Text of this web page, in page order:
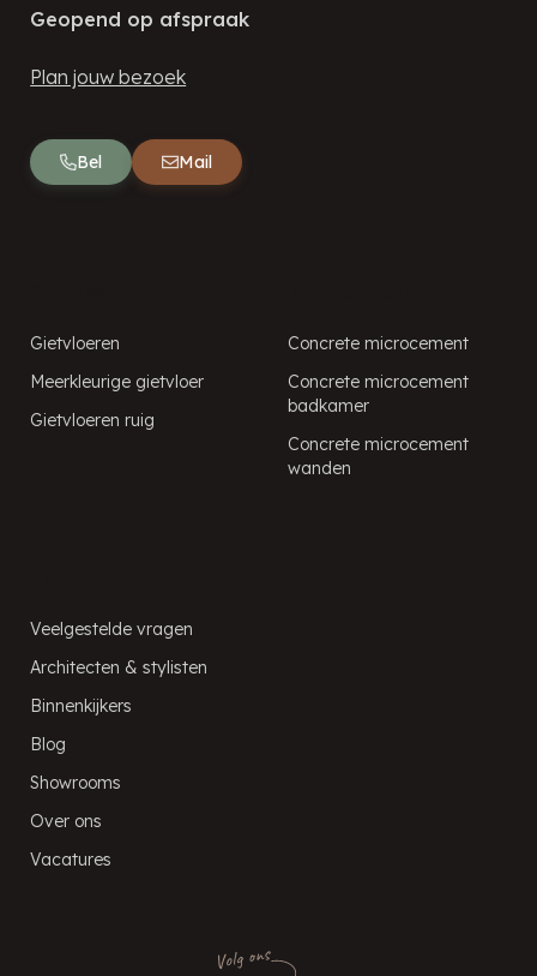
Volg ons
Geopend op afspraak
Plan jouw bezoek
Bel Mail
Gietvloeren
Meerkleurige gietvloer
Gietvloeren ruig
Concrete microcement
Concrete microcement
badkamer
Concrete microcement
wanden
Veelgestelde vragen
Architecten & stylisten
Binnenkijkers
Blog
Showrooms
Over ons
Vacatures